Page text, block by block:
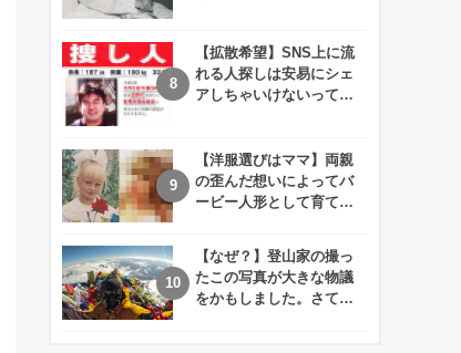
【拡散希望】SNS上に流
れる人探しは安易にシェ
アしちゃいけないって知
【洋服選びはママ】両親
の歪んだ想いによってバ
ービー人形として育てら
【なぜ？】登山家の撮っ
たこの写真が大きな物議
をかもしました。さて、